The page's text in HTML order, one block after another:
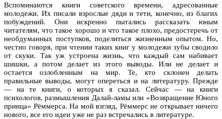
Вспоминаются книги советского времени, адресованные
молодежи. Их писали взрослые дяди и тети, конечно, из благих
побуждений. Они искренно пытались рассказать юным
читателям, что такое хорошо и что такое плохо, предостеречь от
необдуманных поступков, поделиться жизненным опытом. Но,
честно говоря, при чтении таких книг у молодежи зубы сводило
от скуки. Так уж устроена жизнь, что каждый сам набивает
шишки, а потом делает из этого выводы. Или не делает и
остается озлобленным на мир. Те, кто склонен делать
правильные выводы, могут опереться и на литературу. Прежде
— на те книги, о которых я сказал. Сейчас — на книги
психологов, размышления Далай-ламы или «Возвращение Юного
принца» Рёммерса. На мой взгляд, Рёммерс не открывает ничего
нового, все его идеи уже не раз встречались в литературе.